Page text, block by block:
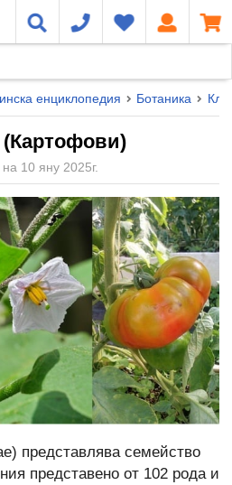
енциклопедия Ботаника
10 яну 2025г.
представлява семейство
представено от 102 родa и